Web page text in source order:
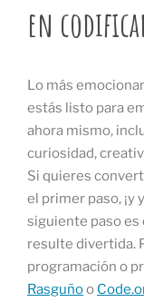
en
Lo más
estás listo para
ahora mismo,
curiosidad,
Si quieres
el primer paso, ¡y
siguiente paso es
resulte divertida.
programación o
Rasguñoo